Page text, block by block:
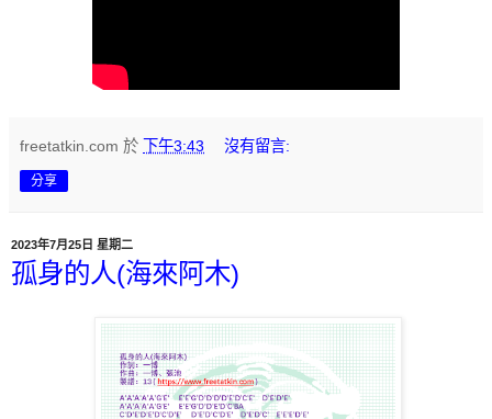
freetatkin.com 於 下午3:43 沒有留言:
分享
2023年7月25日 星期二
孤身的人(海來阿木)